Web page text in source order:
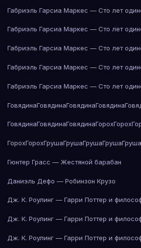
Габриэль Гарсиа Маркес — Сто лет
Габриэль Гарсиа Маркес — Сто лет
Габриэль Гарсиа Маркес — Сто лет
Габриэль Гарсиа Маркес — Сто лет
Габриэль Гарсиа Маркес — Сто лет
ГовядинаГовядинаГовядинаГовядина
ГовядинаГовядинаГовядинаГорохГорох
ГорохГорохГрушаГрушаГрушаГрушаГруша
Гюнтер Грасс — Жестяной барабан
Даниэль Дефо — Робинзон Крузо
Дж. К. Роулинг — Гарри Поттер и
Дж. К. Роулинг — Гарри Поттер и
Дж. К. Роулинг — Гарри Поттер и